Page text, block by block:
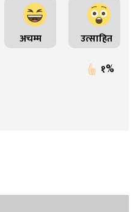
अचम्म उत्साहित
१%